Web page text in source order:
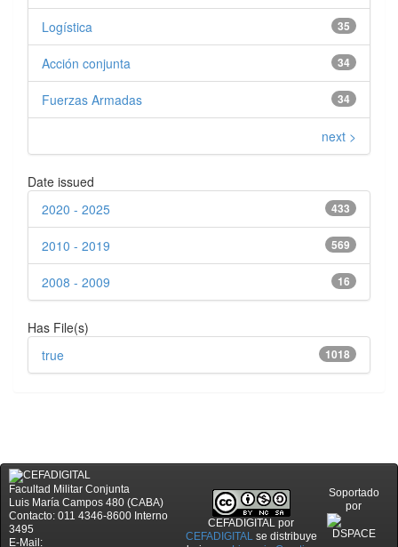
35
Logística
34
Acción conjunta
34
Fuerzas Armadas
next >
Date issued
433
2020 - 2025
569
2010 - 2019
16
2008 - 2009
Has File(s)
1018
true
Facultad Militar Conjunta
Luis María Campos 480 (CABA)
Contacto: 011 4346-8600 Interno
3495
E-Mail:
CEFADIGITAL por
CEFADIGITAL se distribuye
Soportado
por